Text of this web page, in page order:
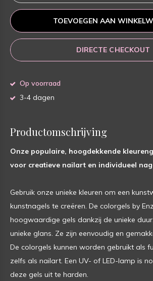
TOEVOEGEN AAN
DIRECTE CHECKOUT
Op voorraad
3-4 dagen
Productomschrijving
Onze populaire, hoogdekkende
voor creatieve nailart en individueel
Gebruik onze unieke kleuren om een
kunstnagels te creëren. De colorgels by
hoogwaardige gels dankzij de unieke
unieke glans. Ze zijn eenvoudig en
De colorgels kunnen worden gebruikt als
zelfs als nailart. Een UV- of LED-lamp is
deze gels uit te harden.